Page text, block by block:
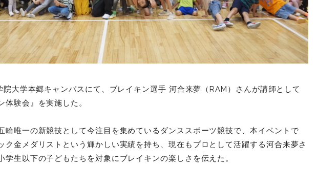
大学本郷キャンパスにて、ブレイキン選手 河合来夢（RAM）さんが講師として
体験会』を実施した。
輪唯一の新競技として今注目を集めているダンススポーツ競技で、本イベントで
ク金メダリストという輝かしい実績を持ち、現在もプロとして活躍する河合来夢さ
学生以下の子どもたちを対象にブレイキンの楽しさを伝えた。